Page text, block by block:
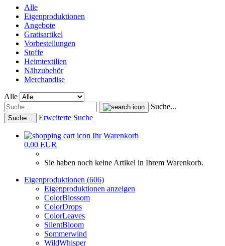
Alle
Eigenproduktionen
Angebote
Gratisartikel
Vorbestellungen
Stoffe
Heimtextilien
Nähzubehör
Merchandise
Alle
Suche...
Suche... Erweiterte Suche
Ihr Warenkorb
0,00 EUR
Sie haben noch keine Artikel in Ihrem Warenkorb.
Eigenproduktionen (606)
Eigenproduktionen anzeigen
ColorBlossom
ColorDrops
ColorLeaves
SilentBloom
Sommerwind
WildWhisper